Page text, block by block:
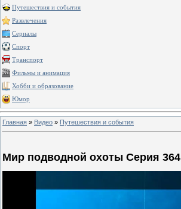
Путешествия и события
Развлечения
Сериалы
Спорт
Транспорт
Фильмы и анимация
Хобби и образование
Юмор
Главная » Видео » Путешествия и события
Мир подводной охоты Серия 364